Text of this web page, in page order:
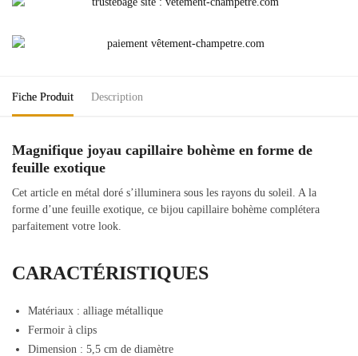
Fiche Produit Description
Magnifique joyau capillaire bohème en forme de
feuille exotique
Cet article en métal doré s’illuminera sous les rayons du soleil. A la
forme d’une feuille exotique, ce bijou capillaire bohème complétera
parfaitement votre look.
CARACTÉRISTIQUES
Matériaux : alliage métallique
Fermoir à clips
Dimension : 5,5 cm de diamètre